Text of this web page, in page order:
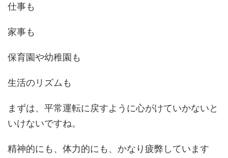
仕事も
家事も
保育園や幼稚園も
生活のリズムも
まずは、平常運転に戻すように心がけていかないと
いけないですね。
精神的にも、体力的にも、かなり疲弊しています